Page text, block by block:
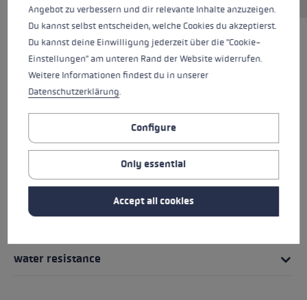
HIGHLIGHTS
Glove details
Handle - Loop/Glove System
water resistance
Angebot zu verbessern und dir relevante Inhalte anzuzeigen.
Du kannst selbst entscheiden, welche Cookies du akzeptierst.
Du kannst deine Einwilligung jederzeit über die "Cookie-
Einstellungen" am unteren Rand der Website widerrufen.
Weitere Informationen findest du in unserer
Datenschutzerklärung.
Configure
Only essential
Accept all cookies